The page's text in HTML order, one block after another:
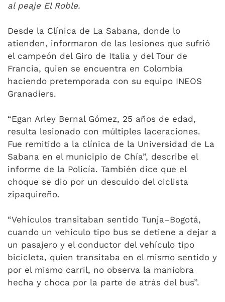
al peaje El Roble.
Desde la Clínica de La Sabana, donde lo
atienden, informaron de las lesiones que sufrió
el campeón del Giro de Italia y del Tour de
Francia, quien se encuentra en Colombia
haciendo pretemporada con su equipo INEOS
Granadiers.
“Egan Arley Bernal Gómez, 25 años de edad,
resulta lesionado con múltiples laceraciones.
Fue remitido a la clínica de la Universidad de La
Sabana en el municipio de Chía”, describe el
informe de la Policía. También dice que el
choque se dio por un descuido del ciclista
zipaquireño.
“Vehículos transitaban sentido Tunja–Bogotá,
cuando un vehículo tipo bus se detiene a dejar a
un pasajero y el conductor del vehículo tipo
bicicleta, quien transitaba en el mismo sentido y
por el mismo carril, no observa la maniobra
hecha y choca por la parte de atrás del bus”.